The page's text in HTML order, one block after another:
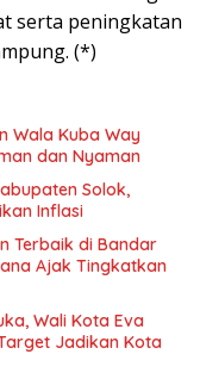
serta peningkatan
(*)
Wala Kuba Way
dan Nyaman
Solok,
Inflasi
Terbaik di Bandar
Ajak Tingkatkan
Wali Kota Eva
Jadikan Kota